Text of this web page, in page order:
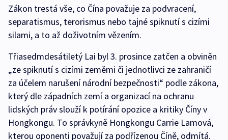
Zákon trestá vše, co Čína považuje za podvracení,
separatismus, terorismus nebo tajné spiknutí s cizími
silami, a to až doživotním vězením.
Třiasedmdesátiletý Lai byl 3. prosince zatčen a obviněn
„ze spiknutí s cizími zeměmi či jednotlivci ze zahraničí
za účelem narušení národní bezpečnosti“ podle zákona,
který dle západních zemí a organizací na ochranu
lidských práv slouží k potírání opozice a kritiky Číny v
Hongkongu. To správkyně Hongkongu Carrie Lamová,
kterou oponenti považují za podřízenou Číně, odmítá.